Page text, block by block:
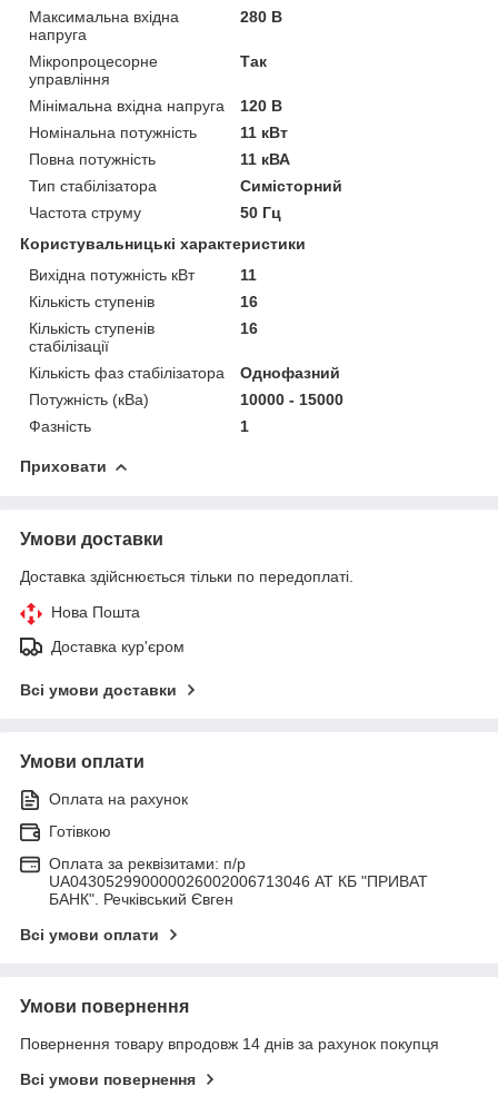
Максимальна вхідна
напруга
280 В
Мікропроцесорне
управління
Так
Мінімальна вхідна напруга
120 В
Номінальна потужність
11 кВт
Повна потужність
11 кВА
Тип стабілізатора
Симісторний
Частота струму
50 Гц
Користувальницькі характеристики
Вихідна потужність кВт
11
Кількість ступенів
16
Кількість ступенів
стабілізації
16
Кількість фаз стабілізатора
Однофазний
Потужність (кВа)
10000 - 15000
Фазність
1
Приховати
Умови доставки
Доставка здійснюється тільки по передоплаті.
Нова Пошта
Доставка кур'єром
Всі умови доставки
Умови оплати
Оплата на рахунок
Готівкою
Оплата за реквізитами: п/р
UA043052990000026002006713046 АТ КБ "ПРИВАТ
БАНК". Речківський Євген
Всі умови оплати
Умови повернення
Повернення товару впродовж 14 днів за рахунок покупця
Всі умови повернення